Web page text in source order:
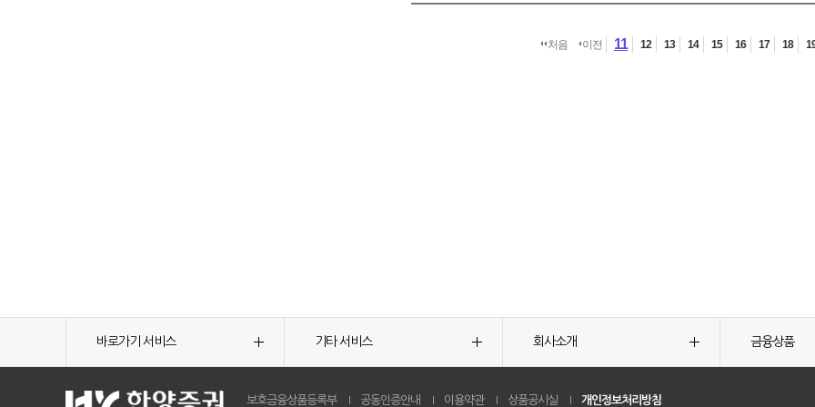
처음 이전 11 12 13 14 15 16 17 18
바로가기 서비스 기타 서비스 회사소개 금융상품
보호금융상품등록부 공동인증안내 이용약관 상품공시실 개인정보처리방침